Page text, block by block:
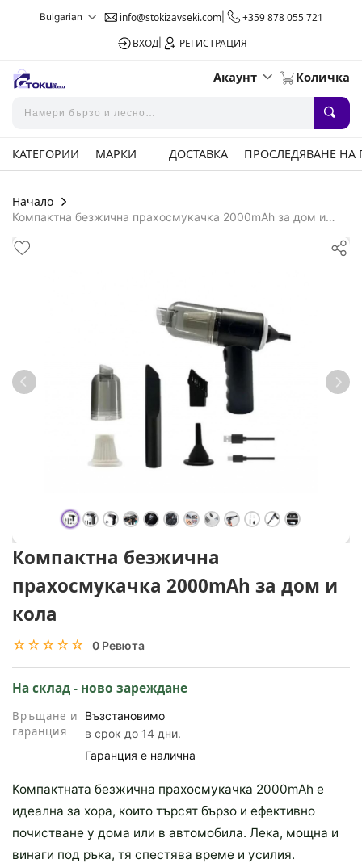
Bulgarian info@stokizavseki.com|
+359 878 055 721
ВХОД
РЕГИСТРАЦИЯ
Акаунт Количка
КАТЕГОРИИ МАРКИ ДОСТАВКА ПРОСЛЕДЯВАНЕ НА
Начало
Компактна безжична прахосмукачка 2000mAh за дом и
Компактна безжична
прахосмукачка 2000mAh за дом и
кола
☆☆☆☆☆
★★★★★ 0 Ревюта
На склад - ново зареждане
Връщане и
гаранция
Възстановимо
в срок до 14 дни.
Гаранция е налична
Компактната безжична прахосмукачка 2000mAh е
идеална за хора, които търсят бързо и ефективно
почистване у дома или в автомобила. Лека, мощна и
винаги под ръка, тя спестява време и усилия.